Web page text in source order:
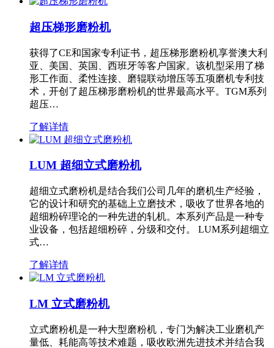
超压梯形磨粉机
获得了CE和国家专利证书，超压梯形磨粉机享誉澳大利
亚、美国、英国、西班牙等客户国家。该机型采用了梯
形工作面、柔性连接、磨辊联动增压等五项磨机专利技
术，开创了超压梯形磨粉机的世界最高水平。TGM系列
超压…
了解详情
LUM 超细立式磨粉机
超细立式磨粉机是结合我们公司几年的磨机生产经验，
它的设计和研究的基础上立磨技术，吸收了世界各地的
超细粉碎理论的一种先进的轧机。本系列产品是一种专
业设备，包括超细粉碎，分级和交付。 LUM系列超细立
式…
了解详情
LM 立式磨粉机
立式磨粉机是一种大型磨粉机，专门为解决工业磨机产
量低、耗能高等技术难题，吸收欧洲先进技术并结合我